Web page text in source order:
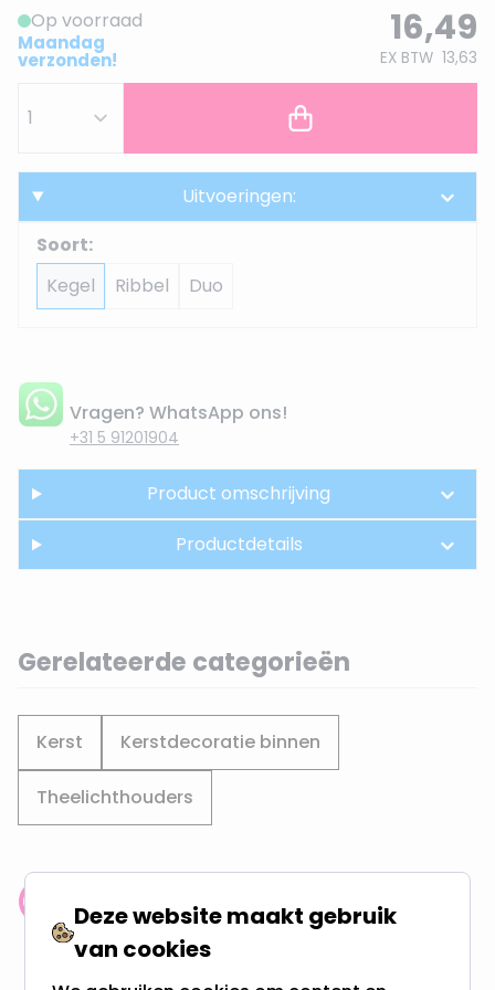
Op voorraad
Maandag
verzonden!
16,49
EX BTW 13,63
Uitvoeringen:
Soort:
Kegel
Ribbel Duo
Vragen? WhatsApp ons!
+31 5 91201904
Product omschrijving
Productdetails
Gerelateerde categorieën
Kerst Kerstdecoratie binnen
Theelichthouders
Klantenbeoordeling: 9.4/10
meer dan 100.000 klanten gingen u voor
Deze website maakt gebruik
van cookies